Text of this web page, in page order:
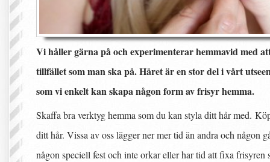
Vi håller gärna på och experimenterar hemmavid med
tillfället som man ska på. Håret är en stor del i vårt
som vi enkelt kan skapa någon form av frisyr hemma.
Skaffa bra verktyg hemma som du kan styla ditt hår med.
ditt hår. Vissa av oss lägger ner mer tid än andra och någon
någon speciell fest och inte orkar eller har tid att fixa frisyren